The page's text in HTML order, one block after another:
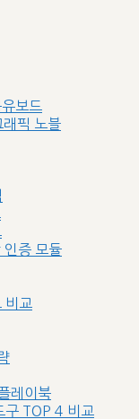
보드
픽 노블
증 모듈
비교
레이북
구 TOP 4 비교